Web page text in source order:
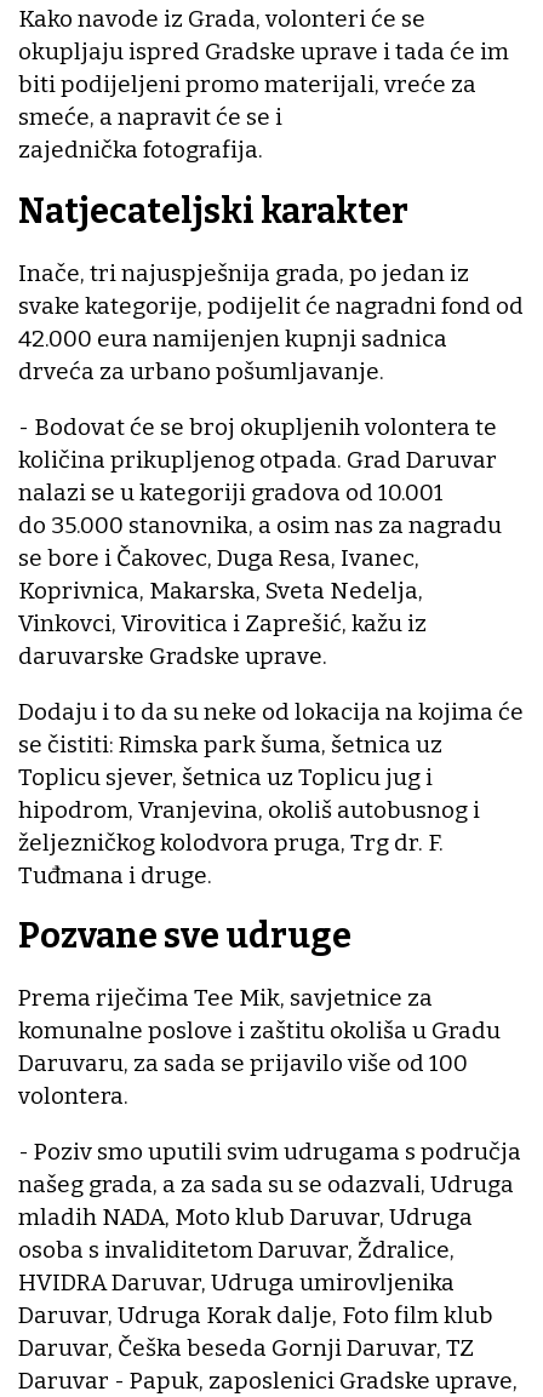
Kako navode iz Grada, volonteri će se
okupljaju ispred Gradske uprave i tada će im
biti podijeljeni promo materijali, vreće za
smeće, a napravit će se i
zajednička fotografija.
Natjecateljski karakter
Inače, tri najuspješnija grada, po jedan iz
svake kategorije, podijelit će nagradni fond od
42.000 eura namijenjen kupnji sadnica
drveća za urbano pošumljavanje.
- Bodovat će se broj okupljenih volontera te
količina prikupljenog otpada. Grad Daruvar
nalazi se u kategoriji gradova od 10.001
do 35.000 stanovnika, a osim nas za nagradu
se bore i ­Čakovec, Duga Resa, Ivanec,
Koprivnica, Makarska, Sveta Nedelja,
Vinkovci, Virovitica i Zaprešić, kažu iz
daruvarske Gradske uprave.
Dodaju i to da su neke od lokacija na kojima će
se čistiti: Rimska park šuma, šetnica uz
Toplicu sjever, šetnica uz Toplicu jug i
hipodrom, Vranjevina, okoliš autobusnog i
željezničkog kolodvora pruga, Trg dr. F.
Tuđmana i druge.
Pozvane sve udruge
Prema riječima Tee Mik, savjetnice za
komunalne poslove i zaštitu okoliša u Gradu
Daruvaru, za sada se prijavilo više od 100
volontera.
- Poziv smo uputili svim udrugama s područja
našeg grada, a za sada su se odazvali, Udruga
mladih NADA, Moto klub Daruvar, Udruga
osoba s invaliditetom Daruvar, Ždralice,
HVIDRA Daruvar, Udruga umirovljenika
Daruvar, Udruga Korak dalje, Foto film klub
Daruvar, Češka beseda Gornji Daruvar, TZ
Daruvar - Papuk, zaposlenici Gradske uprave,